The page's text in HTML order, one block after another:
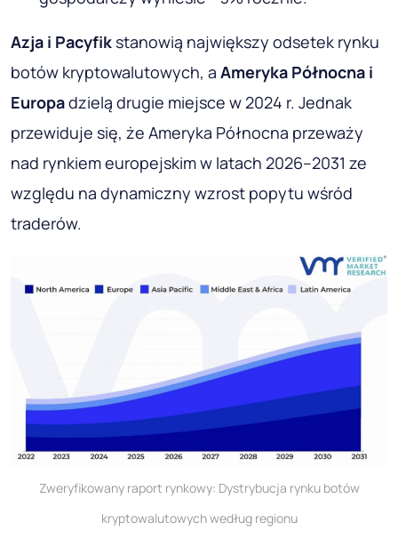
Azja i Pacyfikstanowią największy odsetek rynku
botów kryptowalutowych, a Ameryka Północna i
Europadzielą drugie miejsce w 2024 r. Jednak
przewiduje się, że Ameryka Północna przeważy
nad rynkiem europejskim w latach 2026–2031 ze
względu na dynamiczny wzrost popytu wśród
traderów.
Zweryfikowany raport rynkowy: Dystrybucja rynku botów
kryptowalutowych według regionu